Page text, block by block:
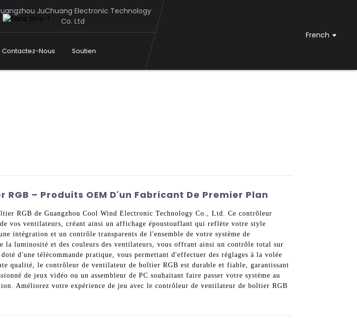
JuChuang Electronic Technology
Co. Ltd
Contactez-Nous Soutien
French
– Produits OEM D'un Fabricant De Premier Plan
RGB de Guangzhou Cool Wind Electronic Technology Co., Ltd. Ce contrôleur
vos ventilateurs, créant ainsi un affichage époustouflant qui reflète votre style
intégration et un contrôle transparents de l'ensemble de votre système de
luminosité et des couleurs des ventilateurs, vous offrant ainsi un contrôle total sur
d'une télécommande pratique, vous permettant d'effectuer des réglages à la volée
qualité, le contrôleur de ventilateur de boîtier RGB est durable et fiable, garantissant
de jeux vidéo ou un assembleur de PC souhaitant faire passer votre système au
Améliorez votre expérience de jeu avec le contrôleur de ventilateur de boîtier RGB